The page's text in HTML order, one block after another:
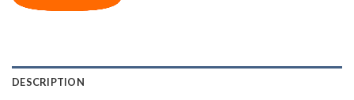
DESCRIPTION